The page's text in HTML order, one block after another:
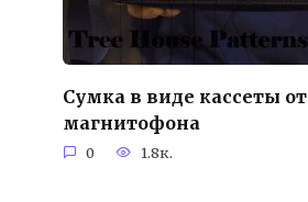
Сумка в виде кассеты от
магнитофона
0 1.8к.